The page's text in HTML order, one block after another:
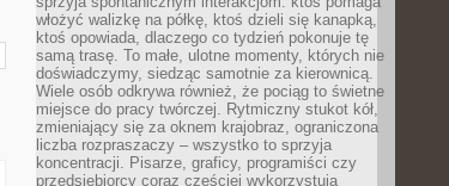
włożyć walizkę na półkę, ktoś dzieli się kanapką,
ktoś opowiada, dlaczego co tydzień pokonuje tę
samą trasę. To małe, ulotne momenty, których nie
doświadczymy, siedząc samotnie za kierownicą.
Wiele osób odkrywa również, że pociąg to świetne
miejsce do pracy twórczej. Rytmiczny stukot kół,
zmieniający się za oknem krajobraz, ograniczona
liczba rozpraszaczy – wszystko to sprzyja
koncentracji. Pisarze, graficy, programiści czy
przedsiębiorcy coraz częściej wykorzystują